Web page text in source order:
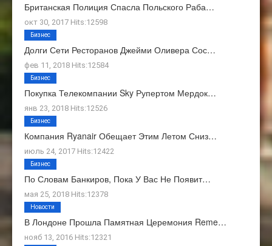
Британская Полиция Спасла Польского Раба…
окт 30, 2017 Hits:12598
Долги Сети Ресторанов Джейми Оливера Сос…
фев 11, 2018 Hits:12584
Бизнес
Покупка Телекомпании Sky Рупертом Мердок…
янв 23, 2018 Hits:12526
Бизнес
Компания Ryanair Обещает Этим Летом Сниз…
июль 24, 2017 Hits:12422
Бизнес
По Словам Банкиров, Пока У Вас Не Появит…
мая 25, 2018 Hits:12378
Бизнес
В Лондоне Прошла Памятная Церемония Reme…
нояб 13, 2016 Hits:12321
Новости